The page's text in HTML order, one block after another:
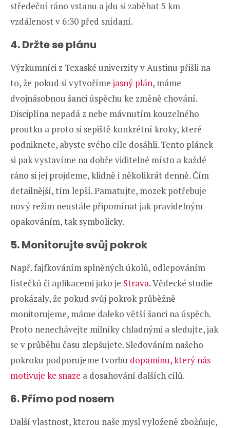
středeční ráno vstanu a jdu si zaběhat 5 km
vzdálenost v 6:30 před snídaní.
4. Držte se plánu
Výzkumníci z Texaské univerzity v Austinu přišli na
to, že pokud si vytvoříme jasný plán, máme
dvojnásobnou šanci úspěchu ke změně chování.
Disciplína nepadá z nebe mávnutím kouzelného
proutku a proto si sepiště konkrétní kroky, které
podniknete, abyste svého cíle dosáhli. Tento plánek
si pak vystavíme na dobře viditelné místo a každé
ráno si jej projdeme, klidně i několikrát denně. Čím
detailnější, tím lepší. Pamatujte, mozek potřebuje
nový režim neustále připomínat jak pravidelným
opakováním, tak symbolicky.
5. Monitorujte svůj pokrok
Např. fajfkováním splněných úkolů, odlepováním
lístečků či aplikacemi jako je Strava. Vědecké studie
prokázaly, že pokud svůj pokrok průběžně
monitorujeme, máme daleko větší šanci na úspěch.
Proto nenechávejte milníky chladnými a sledujte, jak
se v průběhu času zlepšujete. Sledováním našeho
pokroku podporujeme tvorbu dopaminu, který nás
motivuje ke snaze a dosahování dalších cílů.
6. Přímo pod nosem
Další vlastnost, kterou naše mysl vyloženě zbožňuje,